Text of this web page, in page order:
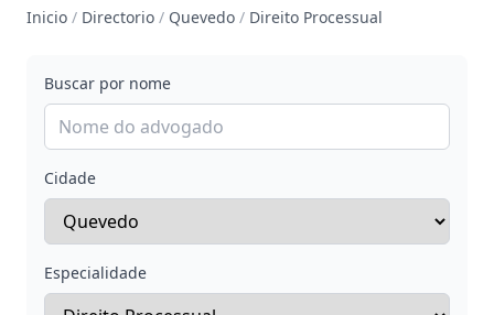
Inicio / Directorio / Quevedo / Direito Processual
Buscar por nome
Cidade
Especialidade